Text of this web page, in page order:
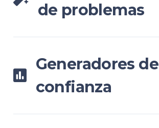
de problemas
Generadores de
confianza